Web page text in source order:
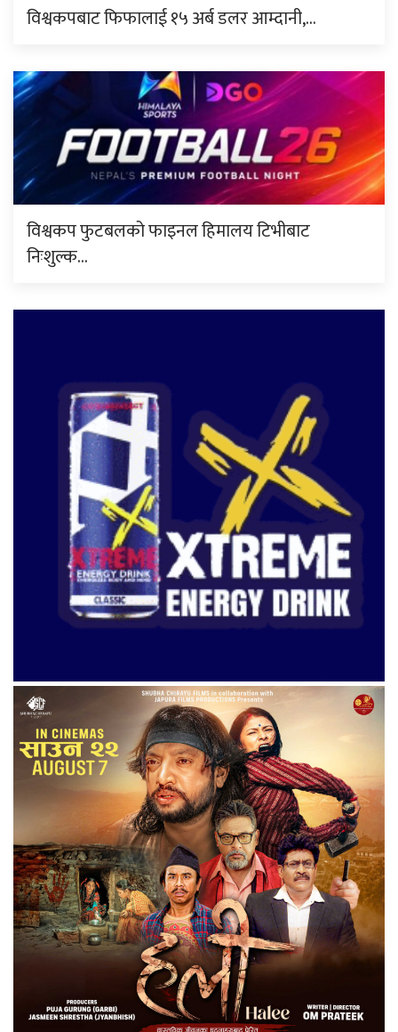
विश्वकपबाट फिफालाई १५ अर्ब डलर आम्दानी,…
विश्वकप फुटबलको फाइनल हिमालय टिभीबाट
निःशुल्क…